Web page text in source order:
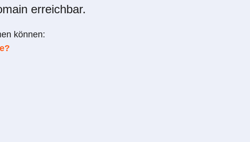
erreichbar.
können: